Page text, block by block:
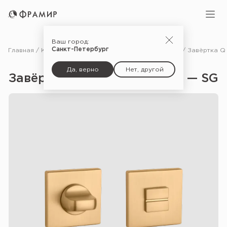
Ваш город:
Санкт-Петербург
Да, верно Нет, другой
Главная Каталог Фурнитура
Завёртка Q 7S WC Premium — SG